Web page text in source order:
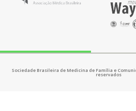
Sociedade Brasileira de Medicina de Família e
reservados